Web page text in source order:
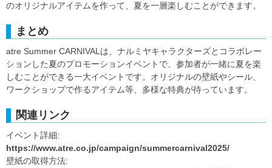
のオリジナルアイテムを作って、夏を一層楽しむことができます。
まとめ
atre Summer CARNIVALは、ナルミヤキャラクターズとコラボレー
ションした夏のプロモーションイベントで、参加者が一緒に夏を楽
しむことができる一大イベントです。オリジナルの壁紙やシール、
ワークショップで作るアイテム等、多様な特典が待っています。
関連リンク
イベント詳細:
https://www.atre.co.jp/campaign/summercarnival2025/
壁紙の取得方法: